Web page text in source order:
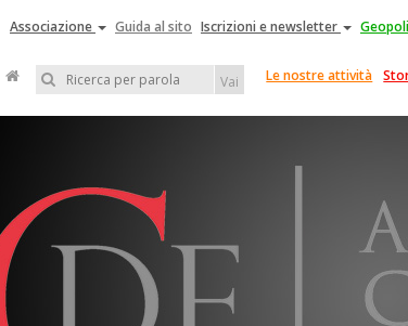
Associazione Guida al sito Iscrizioni e newsletter
Vai Le nostre attività